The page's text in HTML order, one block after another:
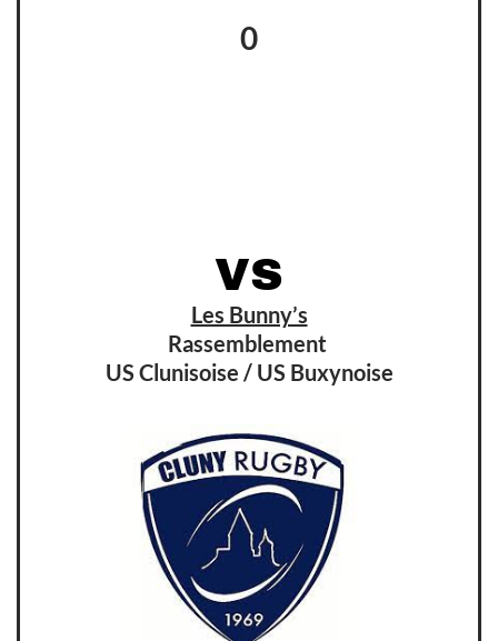
0
VS
Les Bunny’s
Rassemblement
US Clunisoise / US Buxynoise